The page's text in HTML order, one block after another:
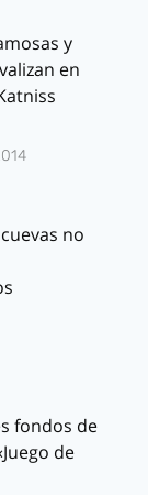
y
en
no
fondos de
de